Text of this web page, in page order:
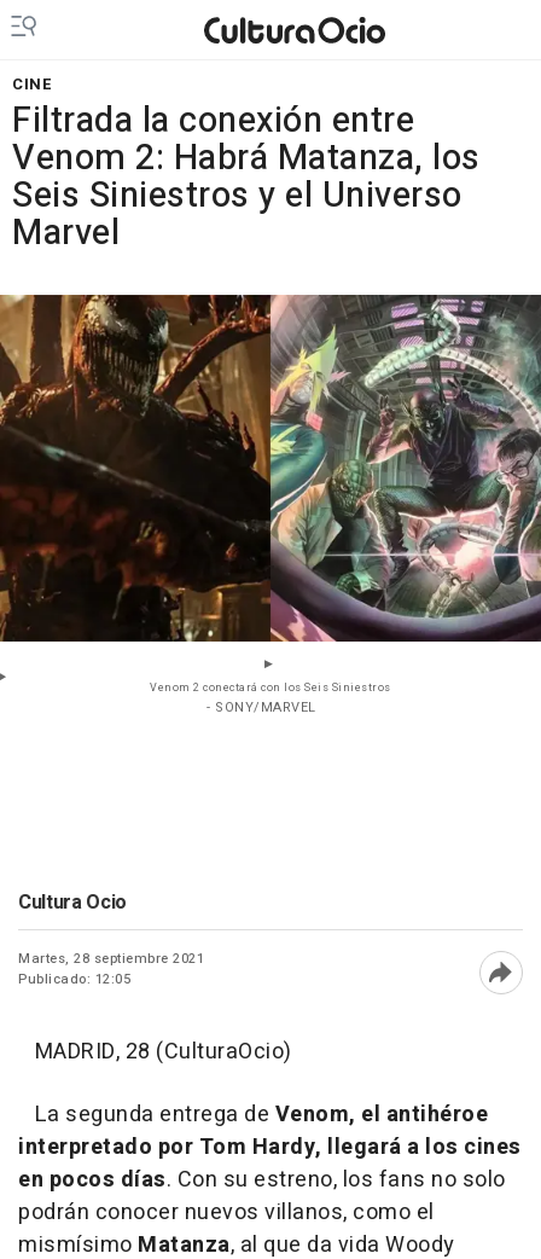
CINE
Filtrada la conexión entre
Venom 2: Habrá Matanza, los
Seis Siniestros y el Universo
Marvel
Venom 2 conectará con los Seis Siniestros
- SONY/MARVEL
Cultura Ocio
Martes, 28 septiembre 2021
Publicado: 12:05
MADRID, 28 (CulturaOcio)
La segunda entrega de Venom, el antihéroe
interpretado por Tom Hardy, llegará a los cines
en pocos días. Con su estreno, los fans no solo
podrán conocer nuevos villanos, como el
mismísimo Matanza, al que da vida Woody